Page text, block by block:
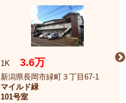
1K 3.6万
新潟県長岡市緑町３丁目67-1
マイルド緑
101号室